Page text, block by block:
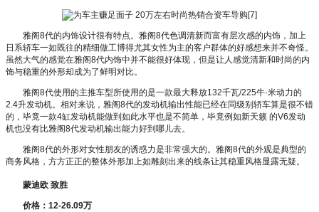
雅阁8代的内饰设计很有特点。雅阁8代色调清新而富有层次感的内饰，加上
日系轿车一如既往的精细做工博得尤其女性为主的客户群体的好感想来并不奇怪。
虽然大气的感觉在雅阁8代内饰中并不能很好体现，但是让人感觉清新和时尚的内
饰与稳重的外形却成为了鲜明对比。
雅阁8代使用的主推车型所使用的是一款最大释放132千瓦/225牛·米动力的
2.4升发动机。相对来说，雅阁8代的发动机输出性能已经在同级别轿车算是很不错
的，毕竟一款4缸发动机能做到如此水平也是不简单，毕竟例如新天籁 的V6发动
机也没有比雅阁8代发动机输出能力好到哪儿去。
雅阁8代的外形对女性朋友的诱惑力是非常强大的。雅阁8代的外观是典型的
商务风格，方方正正的整体外形加上如雕刻出来的线条让其稳重风格显露无疑。
蒙迪欧 致胜
价格：12-26.09万